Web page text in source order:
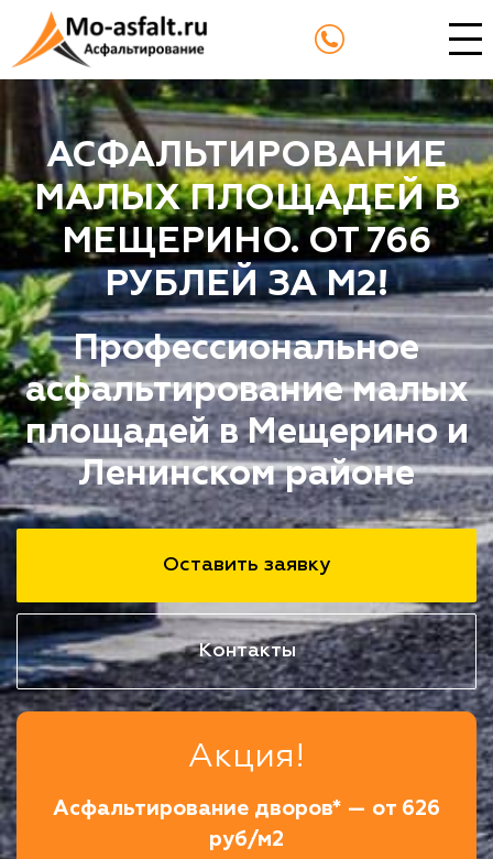
АСФАЛЬТИРОВАНИЕ
МАЛЫХ ПЛОЩАДЕЙ В
МЕЩЕРИНО. ОТ 766
РУБЛЕЙ ЗА М2!
Профессиональное
асфальтирование малых
площадей в Мещерино и
Ленинском районе
Оставить заявку
Контакты
Акция!
Асфальтирование дворов* — от 626
руб/м2